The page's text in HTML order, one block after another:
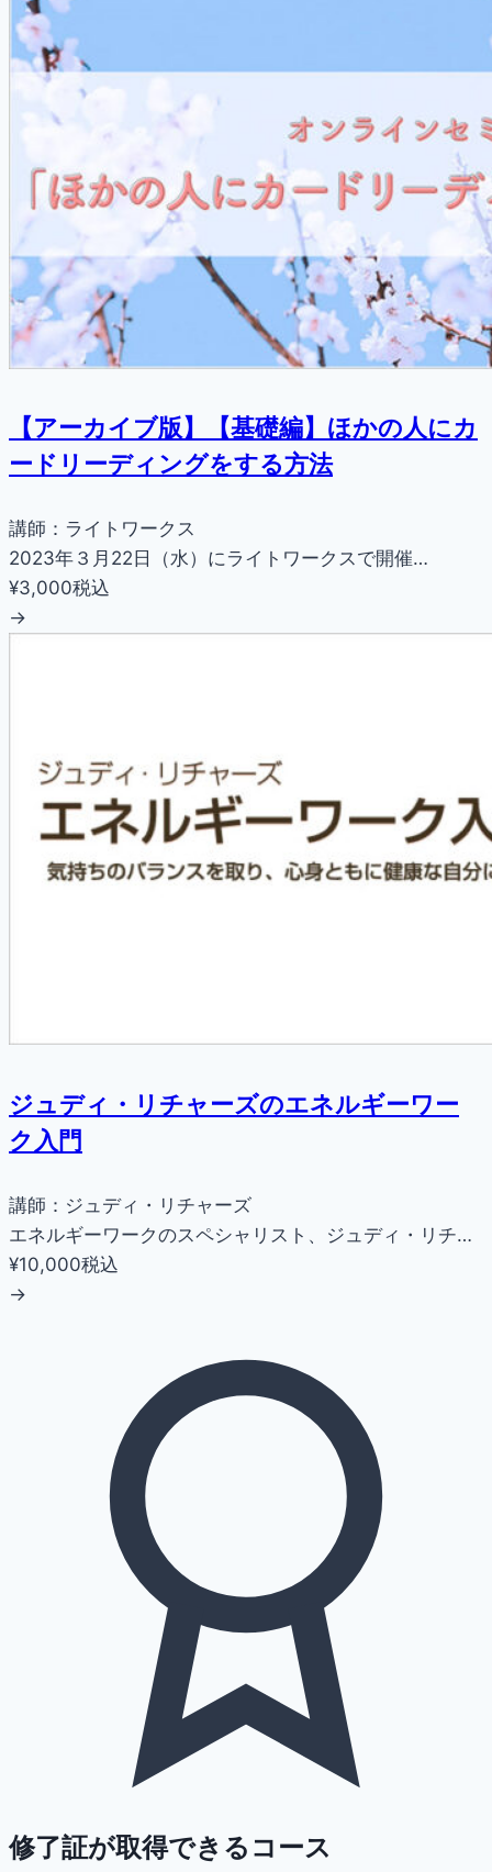
【アーカイブ版】【基礎編】ほかの人にカ
ードリーディングをする方法
講師：ライトワークス
2023年３月22日（水）にライトワークスで開催…
¥3,000税込
→
ジュディ・リチャーズのエネルギーワー
ク入門
講師：ジュディ・リチャーズ
エネルギーワークのスペシャリスト、ジュディ・リチ…
¥10,000税込
→
修了証が取得できるコース